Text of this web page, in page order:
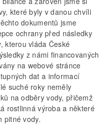
které byly v danou chvíli
dokumentů jsme
ochrany před následky
kterou vláda České
z námi financovaných
na webové stránce
dat a informací
suché roky neměly
na odběry vody, přičemž
rostlinná výroba a některé
pitné vody.